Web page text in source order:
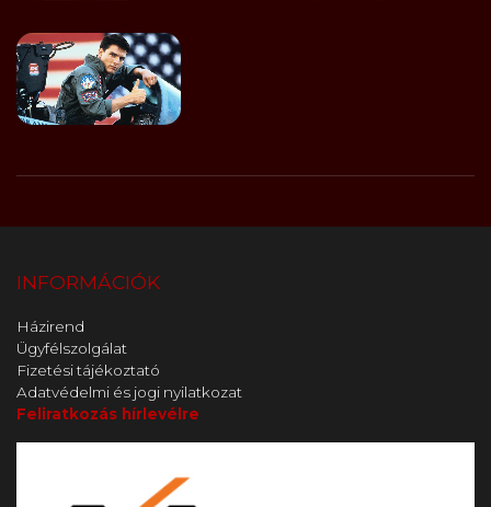
INFORMÁCIÓK
Házirend
Ügyfélszolgálat
Fizetési tájékoztató
Adatvédelmi és jogi nyilatkozat
Feliratkozás hírlevélre